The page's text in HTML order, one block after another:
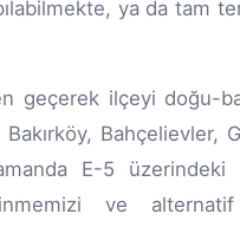
ya da tam
geçerek ilçeyi doğu-
Bahçelievler,
E-5 üzerindeki
ve alternatif